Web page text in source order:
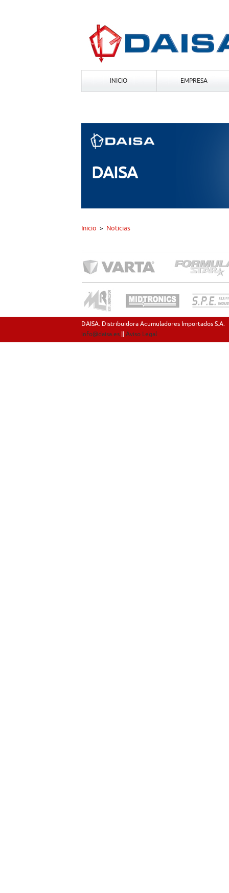
INICIO EMPRESA
DAISA
Inicio > Noticias
DAISA. Distribuidora Acumuladores Importados S.A.
info@daisa.es|| Aviso Legal